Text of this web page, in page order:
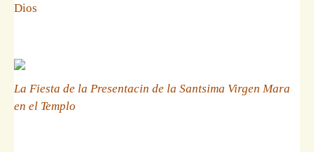
Dios
La Fiesta de la Presentacin de la Santsima Virgen Mara
en el Templo